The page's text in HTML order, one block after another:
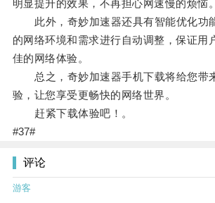
明显提升的效果，不再担心网速慢的烦恼。
此外，奇妙加速器还具有智能优化功
的网络环境和需求进行自动调整，保证用
佳的网络体验。
总之，奇妙加速器手机下载将给您带
验，让您享受更畅快的网络世界。
赶紧下载体验吧！。
#37#
评论
游客